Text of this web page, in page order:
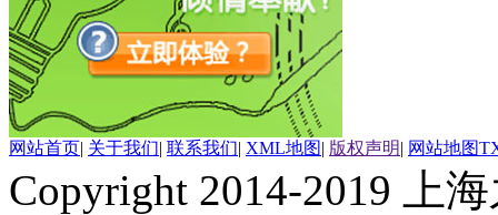
网站首页| 关于我们| 联系我们| XML地图| 版权声明| 网站地图
Copyright 2014-2019 上